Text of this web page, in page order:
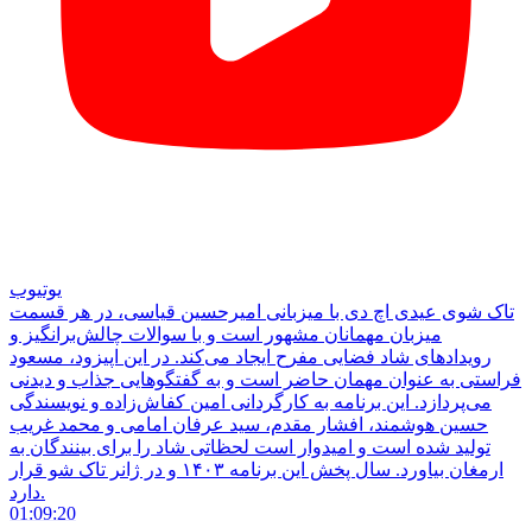
یوتیوب
تاک شوی عیدی اچ دی با میزبانی امیرحسین قیاسی، در هر قسمت
میزبان مهمانان مشهور است و با سوالات چالش‌برانگیز و
رویدادهای شاد فضایی مفرح ایجاد می‌کند. در این اپیزود، مسعود
فراستی به عنوان مهمان حاضر است و به گفتگوهایی جذاب و دیدنی
می‌پردازد. این برنامه به کارگردانی امین کفاش‌زاده و نویسندگی
حسین هوشمند، افشار مقدم، سید عرفان امامی و محمد غریب
تولید شده است و امیدوار است لحظاتی شاد را برای بینندگان به
ارمغان بیاورد. سال پخش این برنامه ۱۴۰۳ و در ژانر تاک شو قرار
دارد.
01:09:20